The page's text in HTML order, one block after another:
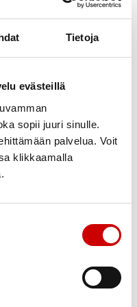
Tietoja
evästeillä
sopii juuri sinulle.
palvelua. Voit
klikkaamalla
sijaan
lähestymistä sekä
ja viestinnän avulla.
Neuvokas perhe -
hyvistä
arvioitu vaikuttavaksi
tuen suosituksia
unioninkin tasolla on